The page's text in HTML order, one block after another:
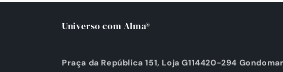
Universo com Alma®
Praça da República 151, Loja G114420-294